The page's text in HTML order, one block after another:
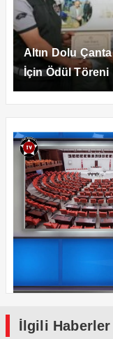
Altın Dolu
İçin Ödül Töreni
İlgili Haberler